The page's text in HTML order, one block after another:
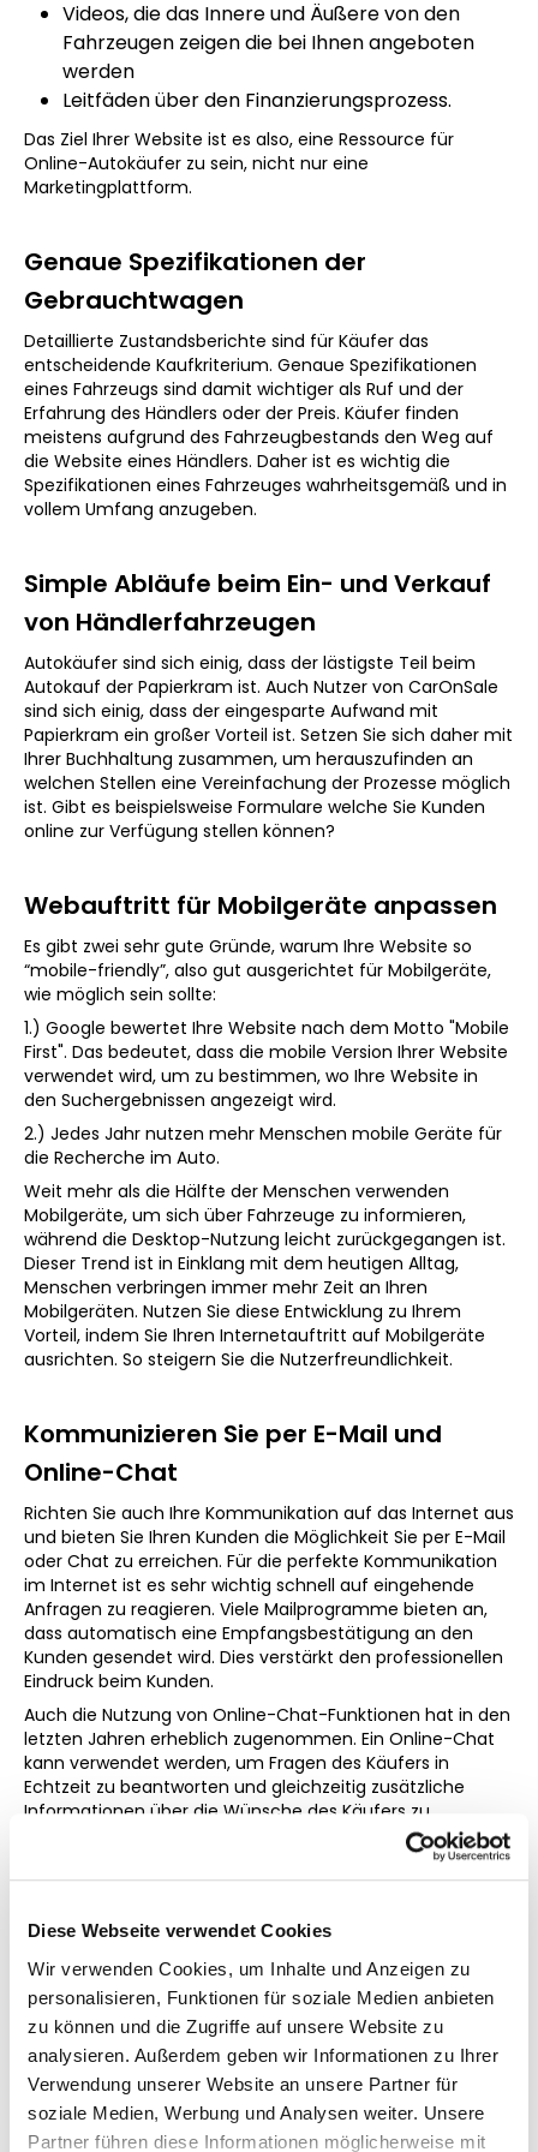
Diese Webseite verwendet Cookies
Wir verwenden Cookies, um Inhalte und Anzeigen zu
personalisieren, Funktionen für soziale Medien anbieten
zu können und die Zugriffe auf unsere Website zu
analysieren. Außerdem geben wir Informationen zu Ihrer
Verwendung unserer Website an unsere Partner für
soziale Medien, Werbung und Analysen weiter. Unsere
Partner führen diese Informationen möglicherweise mit
Videos, die das Innere und Äußere von den
Fahrzeugen zeigen die bei Ihnen angeboten
werden
Leitfäden über den Finanzierungsprozess.
Das Ziel Ihrer Website ist es also, eine Ressource für
Online-Autokäufer zu sein, nicht nur eine
Marketingplattform.
Genaue Spezifikationen der
Gebrauchtwagen
Detaillierte Zustandsberichte sind für Käufer das
entscheidende Kaufkriterium. Genaue Spezifikationen
eines Fahrzeugs sind damit wichtiger als Ruf und der
Erfahrung des Händlers oder der Preis. Käufer finden
meistens aufgrund des Fahrzeugbestands den Weg auf
die Website eines Händlers. Daher ist es wichtig die
Spezifikationen eines Fahrzeuges wahrheitsgemäß und in
vollem Umfang anzugeben.
Simple Abläufe beim Ein- und Verkauf
von Händlerfahrzeugen
Autokäufer sind sich einig, dass der lästigste Teil beim
Autokauf der Papierkram ist. Auch Nutzer von CarOnSale
sind sich einig, dass der eingesparte Aufwand mit
Papierkram ein großer Vorteil ist. Setzen Sie sich daher mit
Ihrer Buchhaltung zusammen, um herauszufinden an
welchen Stellen eine Vereinfachung der Prozesse möglich
ist. Gibt es beispielsweise Formulare welche Sie Kunden
online zur Verfügung stellen können?
Webauftritt für Mobilgeräte anpassen
Es gibt zwei sehr gute Gründe, warum Ihre Website so
“mobile-friendly”, also gut ausgerichtet für Mobilgeräte,
wie möglich sein sollte:
1.) Google bewertet Ihre Website nach dem Motto "Mobile
First". Das bedeutet, dass die mobile Version Ihrer Website
verwendet wird, um zu bestimmen, wo Ihre Website in
den Suchergebnissen angezeigt wird.
2.) Jedes Jahr nutzen mehr Menschen mobile Geräte für
die Recherche im Auto.
Weit mehr als die Hälfte der Menschen verwenden
Mobilgeräte, um sich über Fahrzeuge zu informieren,
während die Desktop-Nutzung leicht zurückgegangen ist.
Dieser Trend ist in Einklang mit dem heutigen Alltag,
Menschen verbringen immer mehr Zeit an Ihren
Mobilgeräten. Nutzen Sie diese Entwicklung zu Ihrem
Vorteil, indem Sie Ihren Internetauftritt auf Mobilgeräte
ausrichten. So steigern Sie die Nutzerfreundlichkeit.
Kommunizieren Sie per E-Mail und
Online-Chat
Richten Sie auch Ihre Kommunikation auf das Internet aus
und bieten Sie Ihren Kunden die Möglichkeit Sie per E-Mail
oder Chat zu erreichen. Für die perfekte Kommunikation
im Internet ist es sehr wichtig schnell auf eingehende
Anfragen zu reagieren. Viele Mailprogramme bieten an,
dass automatisch eine Empfangsbestätigung an den
Kunden gesendet wird. Dies verstärkt den professionellen
Eindruck beim Kunden.
Auch die Nutzung von Online-Chat-Funktionen hat in den
letzten Jahren erheblich zugenommen. Ein Online-Chat
kann verwendet werden, um Fragen des Käufers in
Echtzeit zu beantworten und gleichzeitig zusätzliche
Informationen über die Wünsche des Käufers zu
Online-Bewertungen
Vertrauen ist ein großer Faktor beim Online-Kauf. Dies gilt
insbesondere für hochpreisige Güter also auch für Autos.
Käufer nutzen Online-Bewertungen, um festzustellen, wie
vertrauenswürdig ein Online-Händler ist, bevor sie sich für
einen Kauf entscheiden. Es ist daher sehr wichtig, viele
authentische positive Bewertungen zu erhalten. Sollte
jemand eine negative Bewertung abgeben, ist es hilfreich,